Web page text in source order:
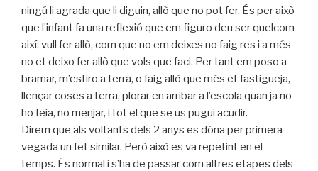
ningú li agrada que li diguin, allò que no pot fer. És per això
que l’infant fa una reflexió que em figuro deu ser quelcom
així: vull fer allò, com que no em deixes no faig res i a més
no et deixo fer allò que vols que faci. Per tant em poso a
bramar, m’estiro a terra, o faig allò que més et fastigueja,
llençar coses a terra, plorar en arribar a l’escola quan ja no
ho feia, no menjar, i tot el que se us pugui acudir.
Direm que als voltants dels 2 anys es dóna per primera
vegada un fet similar. Però això es va repetint en el
temps. És normal i s’ha de passar com altres etapes dels